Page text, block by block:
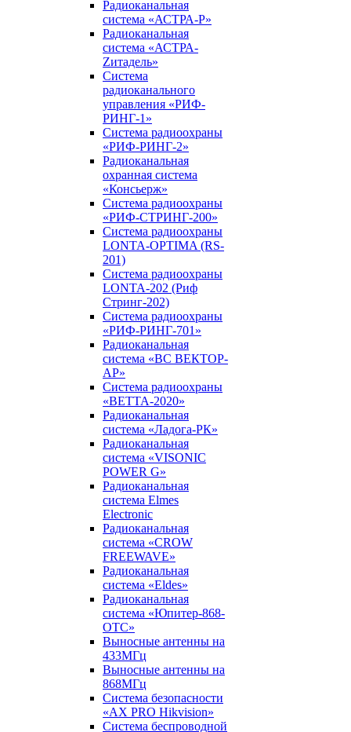
Радиоканальная
система «АСТРА-Р»
Радиоканальная
система «АСТРА-
Zитадель»
Система
радиоканального
управления «РИФ-
РИНГ-1»
Система радиоохраны
«РИФ-РИНГ-2»
Радиоканальная
охранная система
«Консьерж»
Система радиоохраны
«РИФ-СТРИНГ-200»
Система радиоохраны
LONTA-OPTIMA (RS-
201)
Система радиоохраны
LONTA-202 (Риф
Стринг-202)
Система радиоохраны
«РИФ-РИНГ-701»
Радиоканальная
система «ВС ВЕКТОР-
АР»
Система радиоохраны
«ВЕТТА-2020»
Радиоканальная
система «Ладога-РК»
Радиоканальная
система «VISONIC
POWER G»
Радиоканальная
система Elmes
Electronic
Радиоканальная
система «CROW
FREEWAVE»
Радиоканальная
система «Eldes»
Радиоканальная
система «Юпитер-868-
ОТС»
Выносные антенны на
433МГц
Выносные антенны на
868МГц
Система безопасности
«AX PRO Hikvision»
Система беспроводной